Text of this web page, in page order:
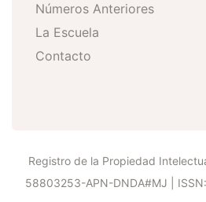
Números Anteriores
La Escuela
Contacto
Registro de la Propiedad
58803253-APN-DNDA#MJ |